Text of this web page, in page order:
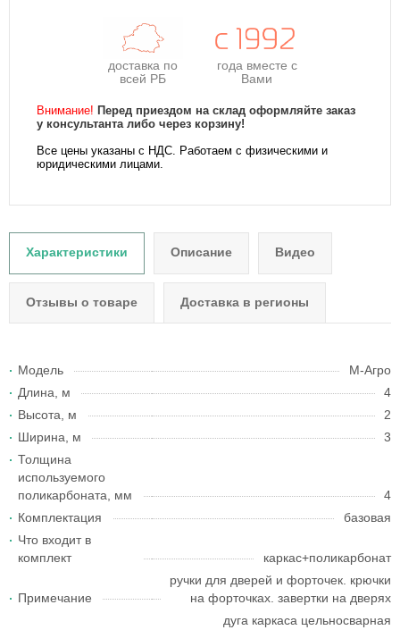
доставка по
всей РБ
года вместе с
Вами
Внимание! Перед приездом на склад оформляйте заказ
у консультанта либо через корзину!
Все цены указаны с НДС. Работаем с физическими и
юридическими лицами.
Характеристики Описание Видео
Отзывы о товаре Доставка в регионы
Модель
М-Агро
Длина, м
4
Высота, м
2
Ширина, м
3
Толщина
используемого
поликарбоната, мм
4
Комплектация
базовая
Что входит в
комплект
каркас+поликарбонат
Примечание
ручки для дверей и форточек. крючки
на форточках. завертки на дверях
дуга каркаса цельносварная